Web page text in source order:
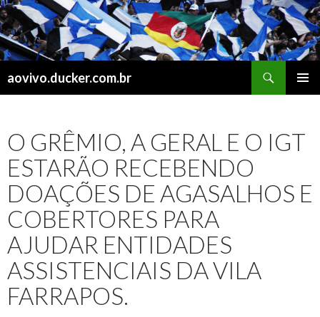
aovivo.ducker.com.br
O GRÊMIO, A GERAL E O IGT
ESTARÃO RECEBENDO
DOAÇÕES DE AGASALHOS E
COBERTORES PARA
AJUDAR ENTIDADES
ASSISTENCIAIS DA VILA
FARRAPOS.